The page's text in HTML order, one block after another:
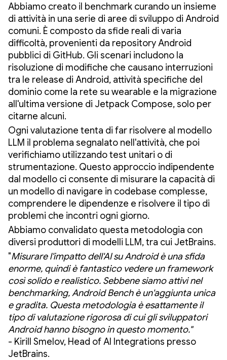
Abbiamo creato il benchmark curando un insieme
di attività in una serie di aree di sviluppo di Android
comuni. È composto da sfide reali di varia
difficoltà, provenienti da repository Android
pubblici di GitHub. Gli scenari includono la
risoluzione di modifiche che causano interruzioni
tra le release di Android, attività specifiche del
dominio come la rete su wearable e la migrazione
all'ultima versione di Jetpack Compose, solo per
citarne alcuni.
Ogni valutazione tenta di far risolvere al modello
LLM il problema segnalato nell'attività, che poi
verifichiamo utilizzando test unitari o di
strumentazione. Questo approccio indipendente
dal modello ci consente di misurare la capacità di
un modello di navigare in codebase complesse,
comprendere le dipendenze e risolvere il tipo di
problemi che incontri ogni giorno.
Abbiamo convalidato questa metodologia con
diversi produttori di modelli LLM, tra cui JetBrains.
"Misurare l'impatto dell'AI su Android è una sfida
enorme, quindi è fantastico vedere un framework
così solido e realistico. Sebbene siamo attivi nel
benchmarking, Android Bench è un'aggiunta unica
e gradita. Questa metodologia è esattamente il
tipo di valutazione rigorosa di cui gli sviluppatori
Android hanno bisogno in questo momento."
- Kirill Smelov, Head of AI Integrations presso
JetBrains.